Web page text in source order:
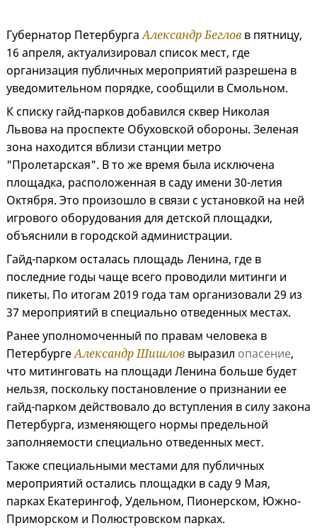
Губернатор ПетербургаАлександр Беглов в пятницу,
16 апреля, актуализировал список мест, где
организация публичных мероприятий разрешена в
уведомительном порядке, сообщили в Смольном.
К списку гайд-парков добавился сквер Николая
Львова на проспекте Обуховской обороны. Зеленая
зона находится вблизи станции метро
"Пролетарская". В то же время была исключена
площадка, расположенная в саду имени 30-летия
Октября. Это произошло в связи с установкой на ней
игрового оборудования для детской площадки,
объяснили в городской администрации.
Гайд-парком осталась площадь Ленина, где в
последние годы чаще всего проводили митинги и
пикеты. По итогам 2019 года там организовали 29 из
37 мероприятий в специально отведенных местах.
Ранее уполномоченный по правам человека в
ПетербургеАлександр Шишлов выразил опасение,
что митинговать на площади Ленина больше будет
нельзя, поскольку постановление о признании ее
гайд-парком действовало до вступления в силу закона
Петербурга, изменяющего нормы предельной
заполняемости специально отведенных мест.
Также специальными местами для публичных
мероприятий остались площадки в саду 9 Мая,
парках Екатерингоф, Удельном, Пионерском, Южно-
Приморском и Полюстровском парках.